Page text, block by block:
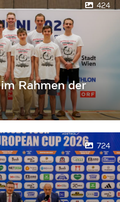
424
Rahmen der
724